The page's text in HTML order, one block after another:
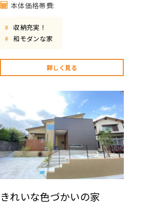
本体価格帯費:
# 収納充実！
# 和モダンな家
詳しく見る
きれいな色づかいの家